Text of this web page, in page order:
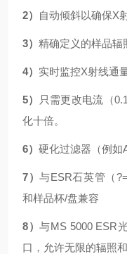
2） 自动倾斜以确保X
3） 精确定义的样品辐
4） 实时监控X射线通
5）
只需更改电流（
化十倍。
6） 硬化过滤器（例如
7）与ESR石英管（
和样品杯/盘兼容
8）与MS 5000 ESR
口，允许无限的辐照